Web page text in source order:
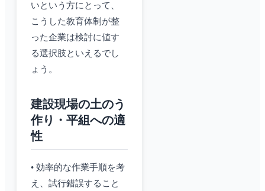
いという方にとって、
こうした教育体制が整
った企業は検討に値す
る選択肢といえるでし
ょう。
建設現場の土のう
作り・平組への適
性
• 効率的な作業手順を考
え、試行錯誤すること